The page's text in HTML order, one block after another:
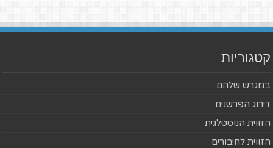
קטגוריות
במגרש שלהם
דירוג הפרשנים
הזווית הנוסטלגית
הזווית לחיבורים